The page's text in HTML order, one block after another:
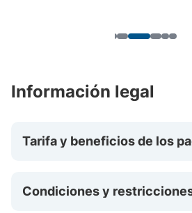
Información legal
Tarifa y beneficios de los
Condiciones y